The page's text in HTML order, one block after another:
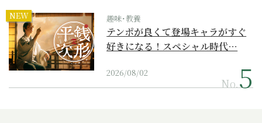
NEW 趣味･教養
テンポが良くて登場キャラがすぐ
好きになる！スペシャル時代…
2026/08/02
No.